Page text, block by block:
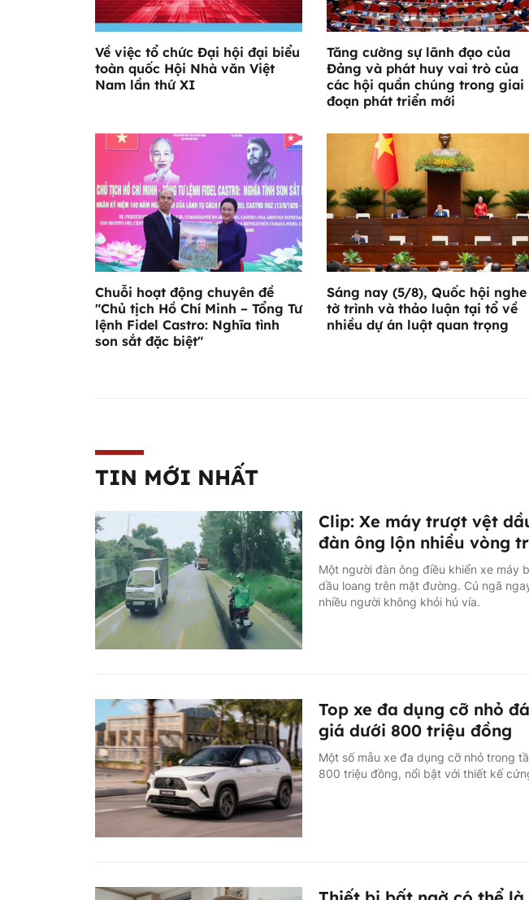
Về việc tổ chức Đại hội đại biểu
toàn quốc Hội Nhà văn Việt
Nam lần thứ XI
Tăng cường sự lãnh đạo của
Đảng và phát huy vai trò của
các hội quần chúng trong giai
đoạn phát triển mới
Chuỗi hoạt động chuyên đề
"Chủ tịch Hồ Chí Minh – Tổng Tư
lệnh Fidel Castro: Nghĩa tình
son sắt đặc biệt"
Sáng nay (5/8), Quốc hội nghe
tờ trình và thảo luận tại tổ về
nhiều dự án luật quan trọng
TIN MỚI NHẤT
Clip: Xe máy trượt vệt
đàn ông lộn nhiều vòng
Một người đàn ông điều khiển xe máy
dầu loang trên mặt đường. Cú ngã
nhiều người không khỏi hú vía.
Top xe đa dụng cỡ nhỏ
giá dưới 800 triệu đồng
Một số mẫu xe đa dụng cỡ nhỏ trong
800 triệu đồng, nổi bật với thiết kế